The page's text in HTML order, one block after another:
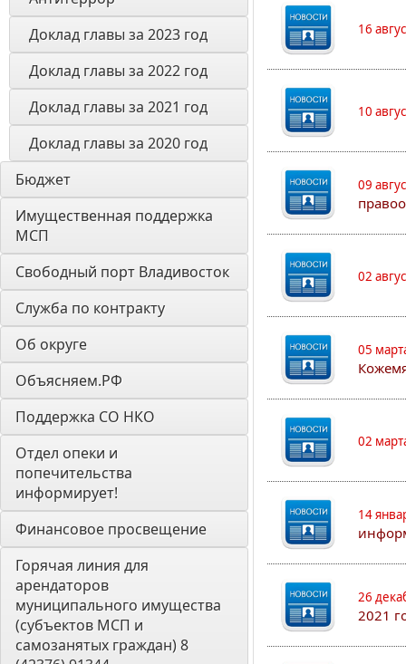
Доклад главы за 2023 год
Доклад главы за 2022 год
Доклад главы за 2021 год
Доклад главы за 2020 год
Бюджет
Имущественная поддержка
МСП
Свободный порт Владивосток
Служба по контракту
Об округе
Объясняем.РФ
Поддержка СО НКО
Отдел опеки и
попечительства
информирует!
Финансовое просвещение
Горячая линия для
арендаторов
муниципального имущества
(субъектов МСП и
самозанятых граждан) 8
16
10
09
02
05
02
14
26
2021